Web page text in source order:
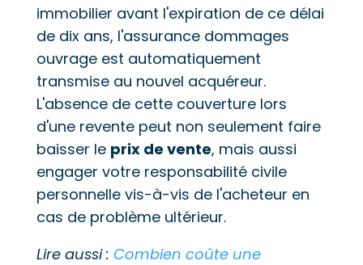
immobilier avant l'expiration de ce délai
de dix ans, l'assurance dommages
ouvrage est automatiquement
transmise au nouvel acquéreur.
L'absence de cette couverture lors
d'une revente peut non seulement faire
baisser le prix de vente, mais aussi
engager votre responsabilité civile
personnelle vis-à-vis de l'acheteur en
cas de problème ultérieur.
Lire aussi : Combien coûte une